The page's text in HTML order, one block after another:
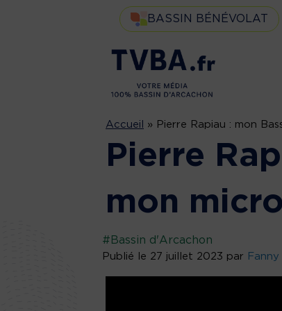
BASSIN BÉNÉVOLAT
Accueil » Pierre Rapiau : mon
Pierre
mon
#Bassin d'Arcachon
Publié le 27 juillet 2023 par